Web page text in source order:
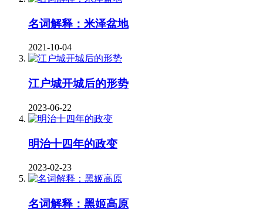
名词解释：米泽盆地
2021-10-04
江户城开城后的形势
2023-06-22
明治十四年的政变
2023-02-23
名词解释：黑姬高原